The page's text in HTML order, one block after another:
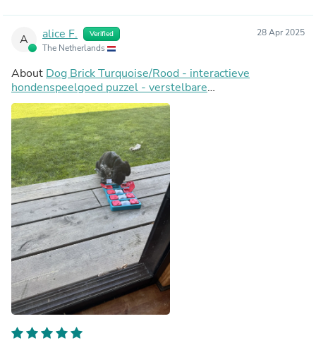
A alice F. Verified
The Netherlands
28 Apr 2025
About Dog Brick Turquoise/Rood - interactieve
hondenspeelgoed puzzel - verstelbare
moeilijkheidsgraad